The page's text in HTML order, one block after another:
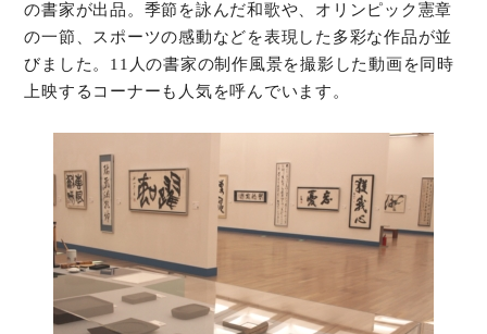
の書家が出品。季節を詠んだ和歌や、オリンピック憲章
の一節、スポーツの感動などを表現した多彩な作品が並
びました。11人の書家の制作風景を撮影した動画を同時
上映するコーナーも人気を呼んでいます。